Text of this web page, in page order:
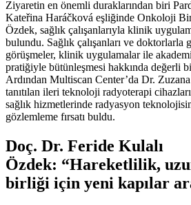
Ziyaretin en önemli duraklarından biri
Kateřina Haráčková eşliğinde Onkoloji
Özdek, sağlık çalışanlarıyla klinik
bulundu. Sağlık çalışanları ve doktorlarla
görüşmeler, klinik uygulamalar ile
pratiğiyle bütünleşmesi hakkında değerli bir
Ardından Multiscan Center’da Dr.
tanıtılan ileri teknoloji radyoterapi
sağlık hizmetlerinde radyasyon
gözlemleme fırsatı buldu.
Doç. Dr. Feride Kulalı
Özdek: “Hareketlilik,
birliği için yeni kapılar